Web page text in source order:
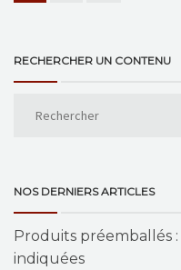
RECHERCHER UN CONTENU
NOS DERNIERS ARTICLES
Produits préemballés
indiquées